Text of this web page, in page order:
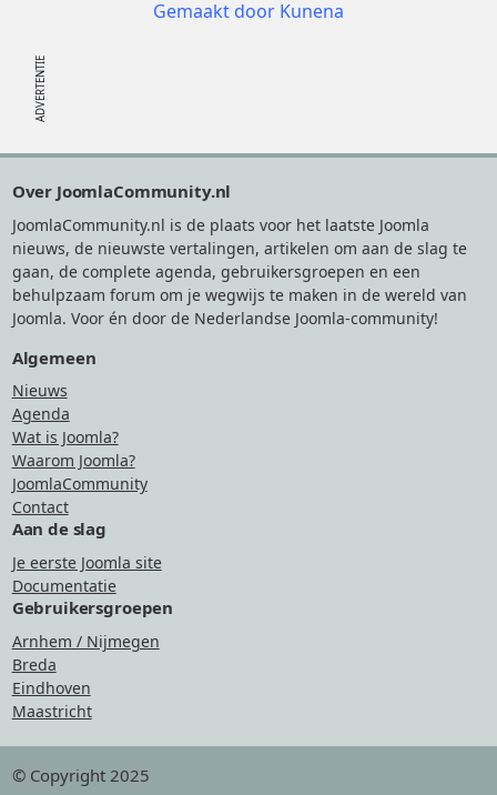
Gemaakt door Kunena
Over JoomlaCommunity.nl
JoomlaCommunity.nl is de plaats voor het laatste Joomla
nieuws, de nieuwste vertalingen, artikelen om aan de slag te
gaan, de complete agenda, gebruikersgroepen en een
behulpzaam forum om je wegwijs te maken in de wereld van
Joomla. Voor én door de Nederlandse Joomla-community!
Algemeen
Nieuws
Agenda
Wat is Joomla?
Waarom Joomla?
JoomlaCommunity
Contact
Aan de slag
Je eerste Joomla site
Documentatie
Gebruikersgroepen
Arnhem / Nijmegen
Breda
Eindhoven
Maastricht
© Copyright 2025